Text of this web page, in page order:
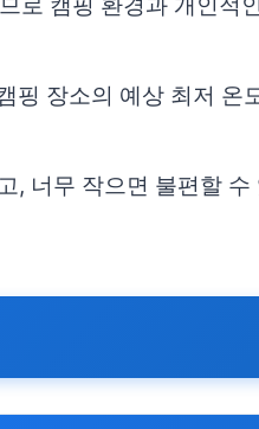
장소의 예상 최저 온
너무 작으면 불편할